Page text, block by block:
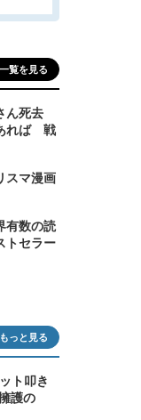
一覧を見る
ん死去
れば 戦
スマ漫画
有数の読
トセラー
もっと見る
ト叩き
護の